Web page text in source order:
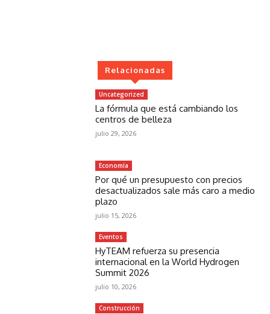
Relacionadas
Uncategorized
La fórmula que está cambiando los
centros de belleza
julio 29, 2026
Economía
Por qué un presupuesto con precios
desactualizados sale más caro a medio
plazo
julio 15, 2026
Eventos
HyTEAM refuerza su presencia
internacional en la World Hydrogen
Summit 2026
julio 10, 2026
Construcción